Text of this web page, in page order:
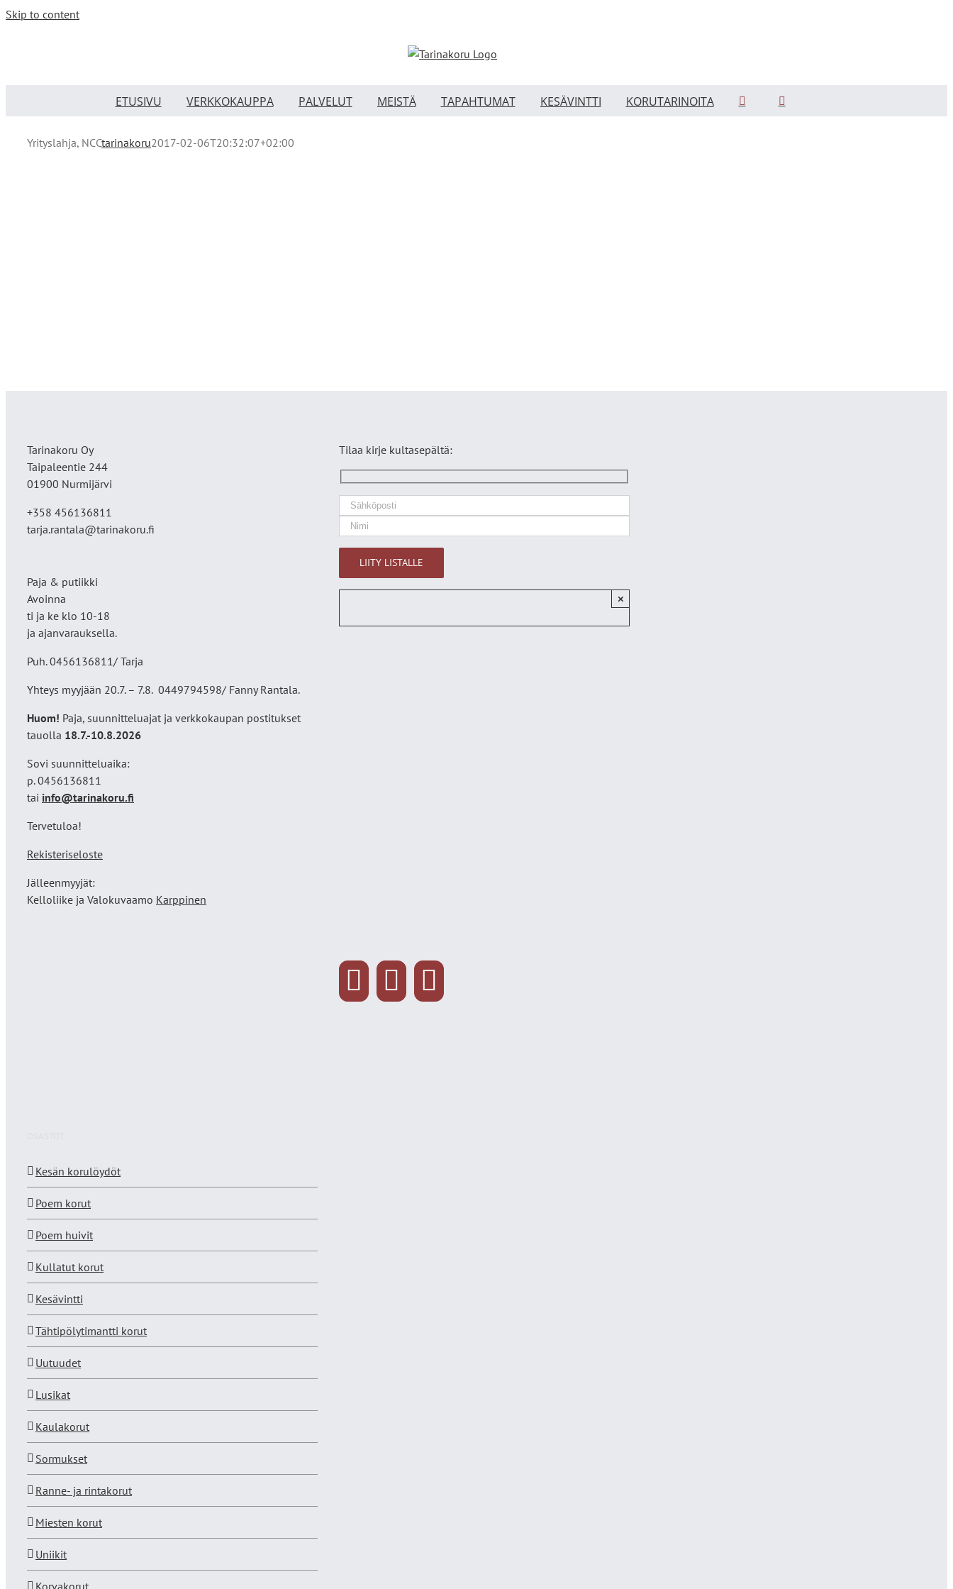
Skip to content
ETUSIVU VERKKOKAUPPA PALVELUT MEISTÄ TAPAHTUMAT KESÄVINTTI KORUTARINOITA
Yrityslahja, NCCtarinakoru2017-02-06T20:32:07+02:00
Tarinakoru Oy
Taipaleentie 244
01900 Nurmijärvi
+358 456136811
tarja.rantala@tarinakoru.fi
Paja & putiikki
Avoinna
ti ja ke klo 10-18
ja ajanvarauksella.
Puh. 0456136811/ Tarja
Yhteys myyjään 20.7. – 7.8. 0449794598/ Fanny Rantala.
Huom! Paja, suunnitteluajat ja verkkokaupan postitukset
tauolla 18.7.-10.8.2026
Sovi suunnitteluaika:
p. 0456136811
tai info@tarinakoru.fi
Tervetuloa!
Rekisteriseloste
Jälleenmyyjät:
Kelloliike ja Valokuvaamo Karppinen
Kesän korulöydöt
Poem korut
Poem huivit
Kullatut korut
Kesävintti
Tähtipölytimantti korut
Uutuudet
Lusikat
Kaulakorut
Sormukset
Ranne- ja rintakorut
Miesten korut
Uniikit
Korvakorut
Tilaa kirje kultasepältä:
×